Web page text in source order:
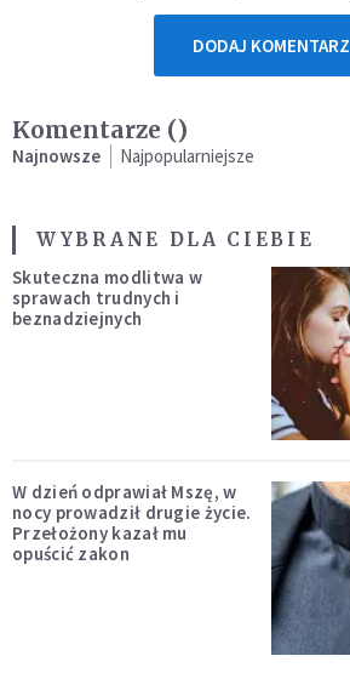
DODAJ KOMENTARZ
Komentarze ()
Najnowsze Najpopularniejsze
WYBRANE DLA CIEBIE
Skuteczna modlitwa w
sprawach trudnych i
beznadziejnych
W dzień odprawiał Mszę, w
nocy prowadził drugie życie.
Przełożony kazał mu
opuścić zakon